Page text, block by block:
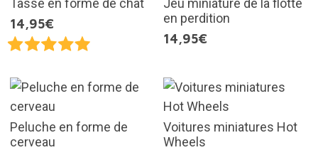
Tasse en forme de chat
14,95€
Jeu miniature de la flotte
en perdition
14,95€
Peluche en forme de
cerveau
Voitures miniatures Hot
Wheels